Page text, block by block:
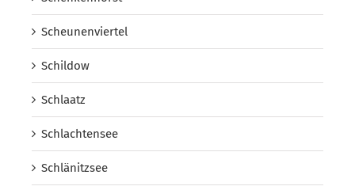
Scheunenviertel
Schildow
Schlaatz
Schlachtensee
Schlänitzsee